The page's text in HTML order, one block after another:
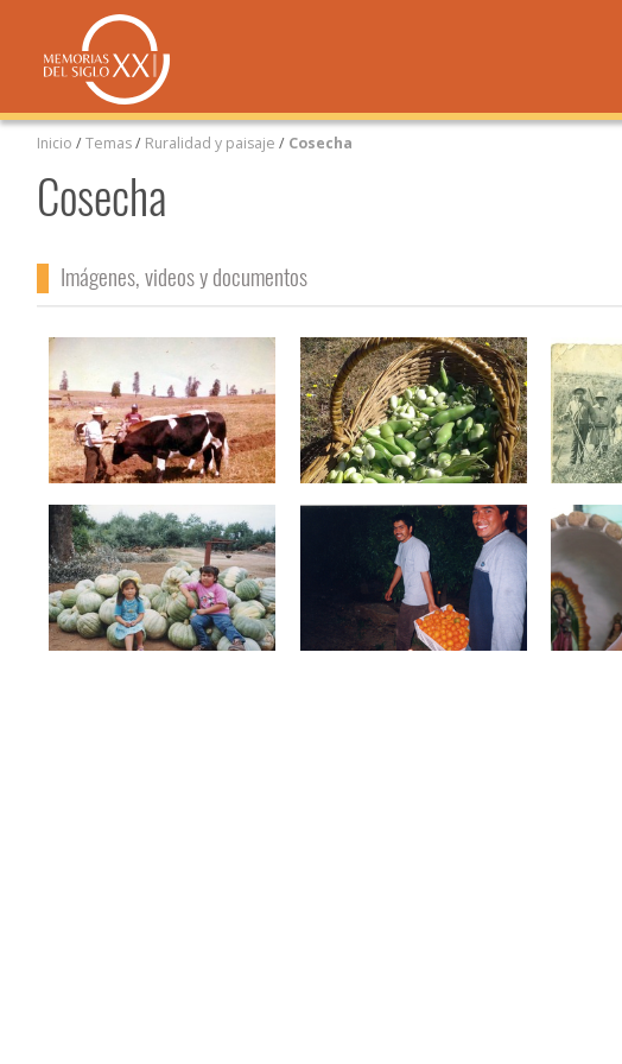
Inicio /Temas/ Ruralidad y paisaje / Cosecha
Cosecha
Imágenes, videos y documentos